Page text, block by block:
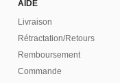
AIDE
Livraison
Rétractation/Retours
Remboursement
Commande